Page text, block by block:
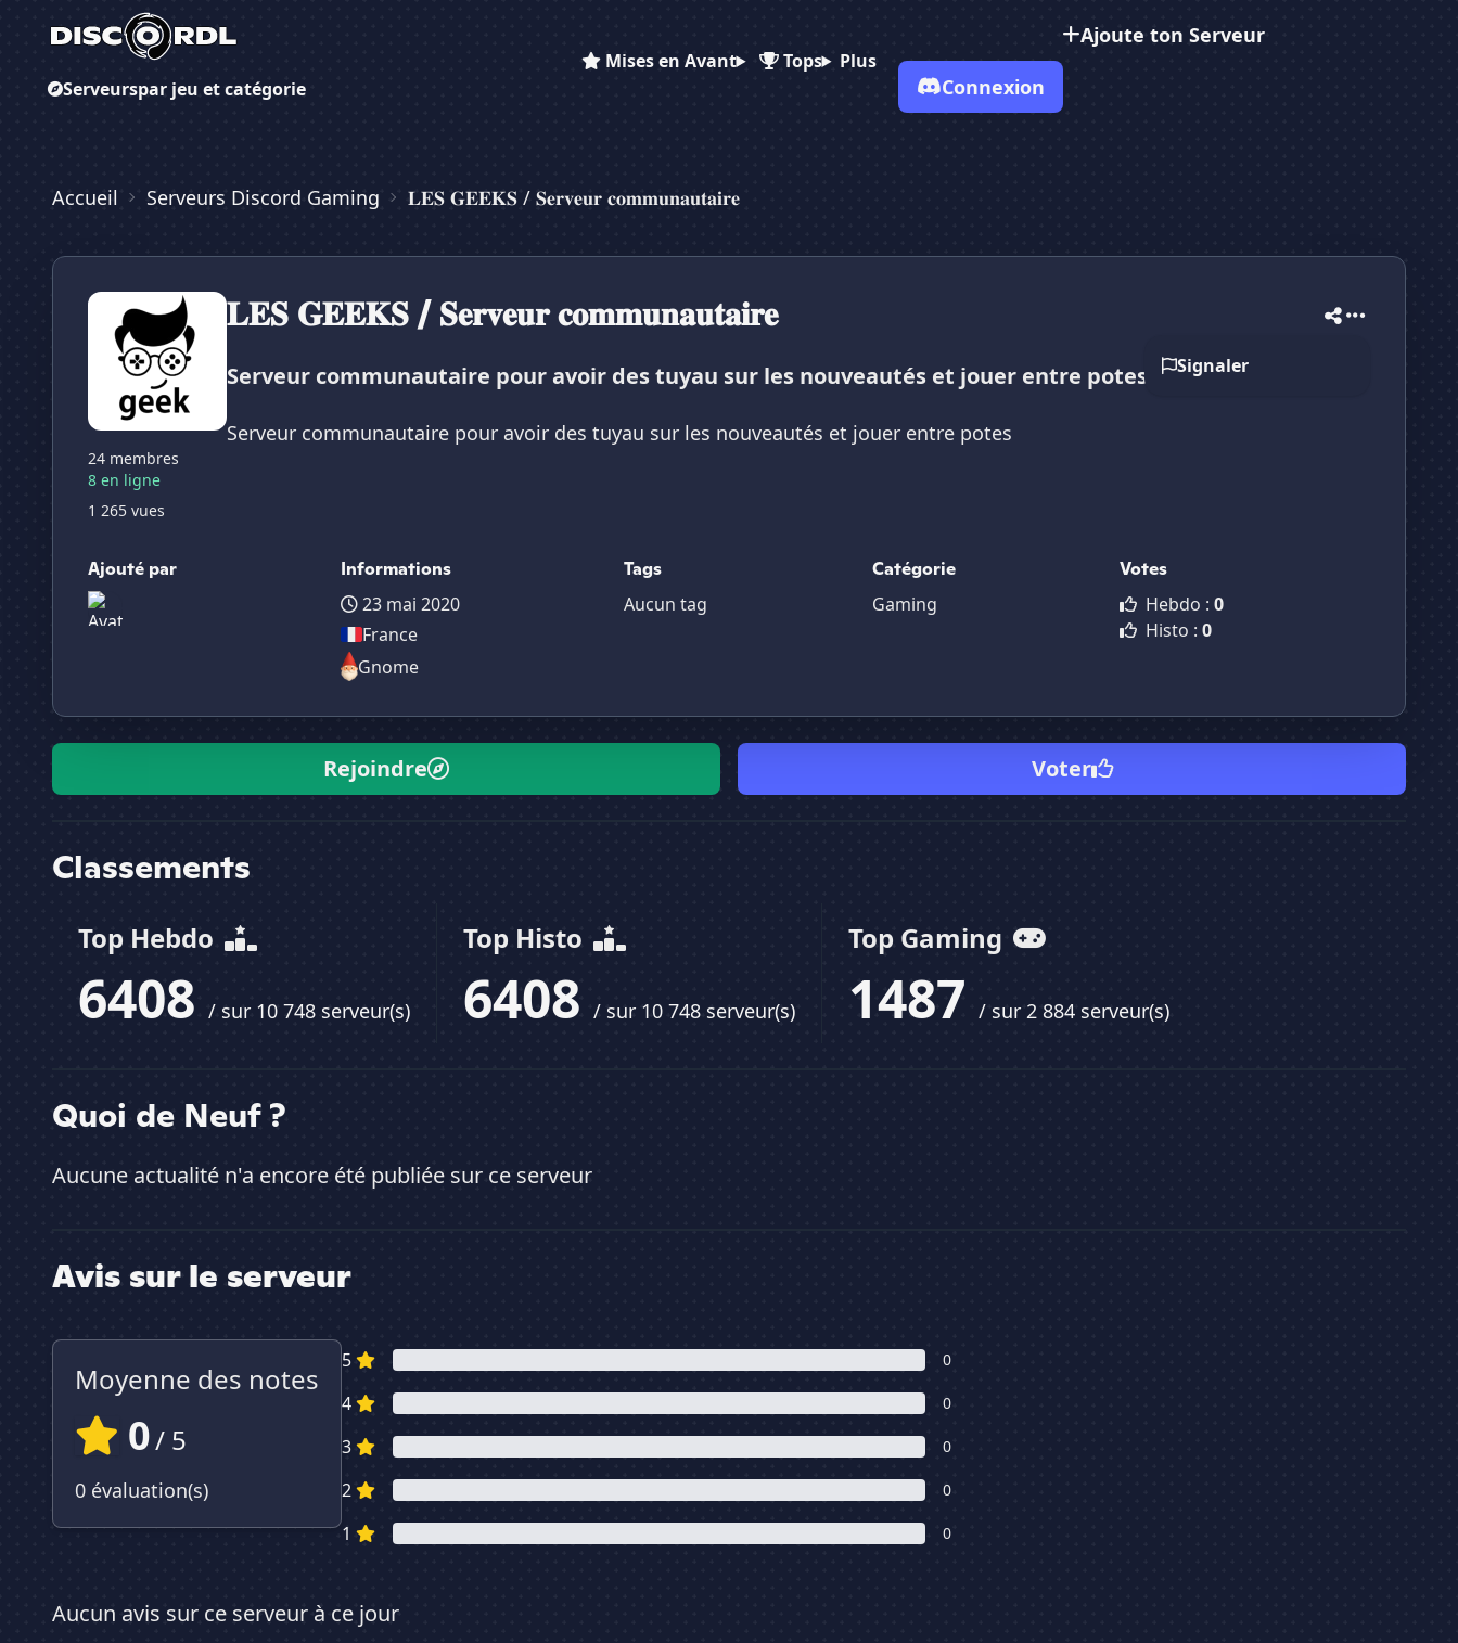
Serveurspar jeu et catégorie
Mises en Avant Tops Plus
Ajoute ton Serveur
Connexion
Accueil Serveurs Discord Gaming 𝐋𝐄𝐒 𝐆𝐄𝐄𝐊𝐒 / 𝐒𝐞𝐫𝐯𝐞𝐮𝐫 𝐜𝐨𝐦𝐦𝐮𝐧𝐚𝐮𝐭𝐚𝐢𝐫𝐞
24 membres
8 en ligne
1 265 vues
𝐋𝐄𝐒 𝐆𝐄𝐄𝐊𝐒 / 𝐒𝐞𝐫𝐯𝐞𝐮𝐫 𝐜𝐨𝐦𝐦𝐮𝐧𝐚𝐮𝐭𝐚𝐢𝐫𝐞
Signaler
Serveur communautaire pour avoir des tuyau sur les nouveautés et jouer entre potes
Serveur communautaire pour avoir des tuyau sur les nouveautés et jouer entre potes
Ajouté par Informations
23 mai 2020
France
Gnome
Tags
Aucun tag
Catégorie
Gaming
Votes
Hebdo : 0
Histo : 0
Rejoindre Voter
Vote pour𝐋𝐄𝐒 𝐆𝐄𝐄𝐊𝐒 / 𝐒𝐞𝐫𝐯𝐞...
Classements
Top Hebdo
6408 / sur 10 748 serveur(s)
Top Histo
6408 / sur 10 748 serveur(s)
Top Gaming
1487 / sur 2 884 serveur(s)
Quoi de Neuf ?
Aucune actualité n'a encore été publiée sur ce serveur
Avis sur le serveur
Moyenne des notes
0/ 5
0 évaluation(s)
5 0
4 0
3 0
2 0
1 0
Aucun avis sur ce serveur à ce jour
𝐋𝐄𝐒 𝐆𝐄𝐄𝐊𝐒 / 𝐒𝐞𝐫...
𝐋𝐄𝐒 𝐆𝐄𝐄𝐊𝐒 / 𝐒𝐞𝐫𝐯𝐞...